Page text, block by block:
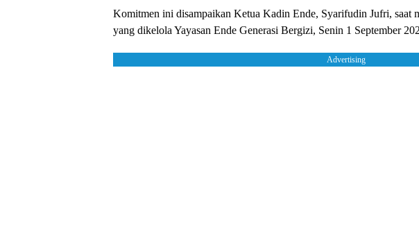
Komitmen ini disampaikan Ketua Kadin Ende, Syarifudin Jufri, saat
yang dikelola Yayasan Ende Generasi Bergizi, Senin 1 September
Advertising